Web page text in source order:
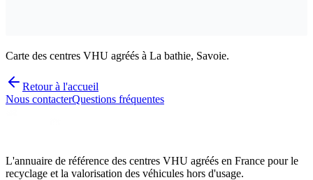
Carte des centres VHU agréés à La bathie, Savoie.
Retour à l'accueil
Nous contacterQuestions fréquentes
L'annuaire de référence des centres VHU agréés en France pour le
recyclage et la valorisation des véhicules hors d'usage.